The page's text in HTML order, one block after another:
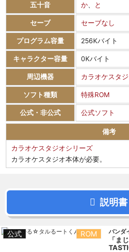
五十音 か と
セーブ セーブなし
プログラム容量 256Kバイト
キャラクター容量 0Kバイト
周辺機器 カラオケスタ
ソフト種類 特殊ROM
公式・非公式 公式ソフト
備考
カラオケスタジオシリーズ
カラオケスタジオ本体が必要。
説明書
公式 ROM バンダ
「ま